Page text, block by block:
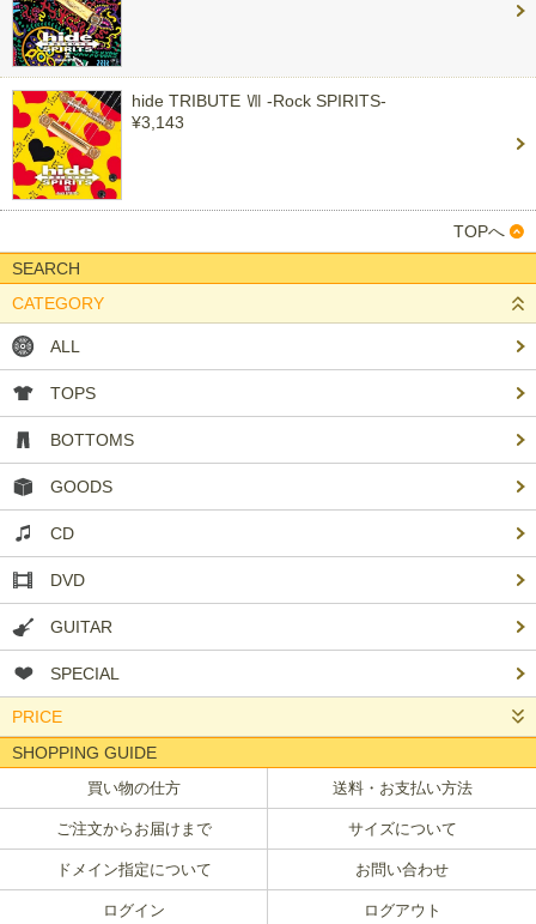
hide TRIBUTE Ⅶ -Rock SPIRITS-
¥3,143
TOPへ
SEARCH
CATEGORY
ALL
TOPS
BOTTOMS
GOODS
CD
DVD
GUITAR
SPECIAL
PRICE
SHOPPING GUIDE
買い物の仕方 送料・お支払い方法
ご注文からお届けまで サイズについて
ドメイン指定について お問い合わせ
ログイン ログアウト